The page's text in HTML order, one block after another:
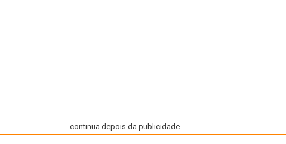
continua depois da publicidade